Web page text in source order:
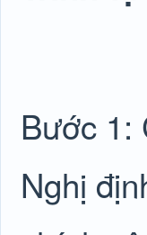
Bước 1:
Nghị